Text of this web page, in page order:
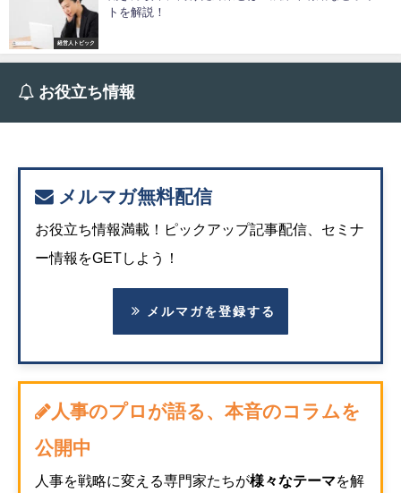
経営人トピック
トを解説！
お役立ち情報
メルマガ無料配信
お役立ち情報満載！ピックアップ記事配信、セミナ
ー情報をGETしよう！
メルマガを登録する
人事のプロが語る、本音のコラムを
公開中
人事を戦略に変える専門家たちが様々なテーマを解